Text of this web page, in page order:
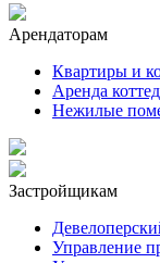
Арендаторам
Квартиры и
Аренда
Нежилые
Застройщикам
Управление